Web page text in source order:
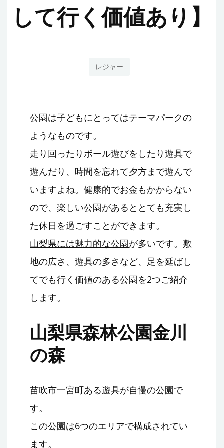
して行く価値あり】
レジャー
公園は子どもにとってはテーマパークの
ようなものです。
走り回ったりボール遊びをしたり遊具で
遊んだり、時間を忘れて夕方まで遊んで
いますよね。健康的でお金もかからない
ので、楽しい公園があるととても充実し
た休日を過ごすことができます。
山梨県には魅力的な公園が多いです。敷
地の広さ、遊具の多さなど、足を延ばし
てでも行く価値のある公園を2つご紹介
します。
山梨県森林公園金川
の森
苗吹市一宮町ある遊具が自慢の公園で
す。
この公園は6つのエリアで構成されてい
ます。